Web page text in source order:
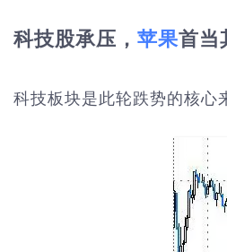
科技股承压， 苹果首当
科技板块是此轮跌势的核心